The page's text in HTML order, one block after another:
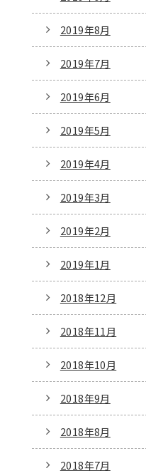
2019年8月
2019年7月
2019年6月
2019年5月
2019年4月
2019年3月
2019年2月
2019年1月
2018年12月
2018年11月
2018年10月
2018年9月
2018年8月
2018年7月